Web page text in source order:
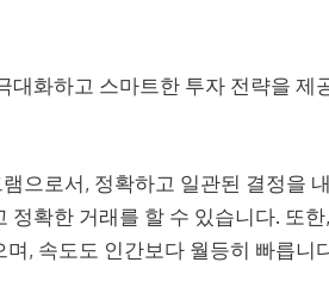
화하고 스마트한 투자 전략을 제
으로서, 정확하고 일관된 결정을
확한 거래를 할 수 있습니다. 또
, 속도도 인간보다 월등히 빠릅니